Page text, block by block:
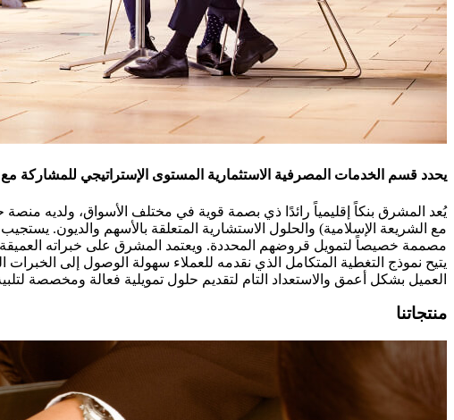
يحدد قسم الخدمات المصرفية الاستثمارية المستوى الإستراتيجي للمشاركة
يُعد المشرق بنكاً إقليمياً رائدًا ذي بصمة قوية في مختلف الأسواق، ولديه
مع الشريعة الإسلامية) والحلول الاستشارية المتعلقة بالأسهم والديون.
مصممة خصيصاً لتمويل قروضهم المحددة. ويعتمد المشرق على خبراته
يتيح نموذج التغطية المتكامل الذي نقدمه للعملاء سهولة الوصول إلى
العميل بشكل أعمق والاستعداد التام لتقديم حلول تمويلية فعالة ومخصصة
منتجاتنا